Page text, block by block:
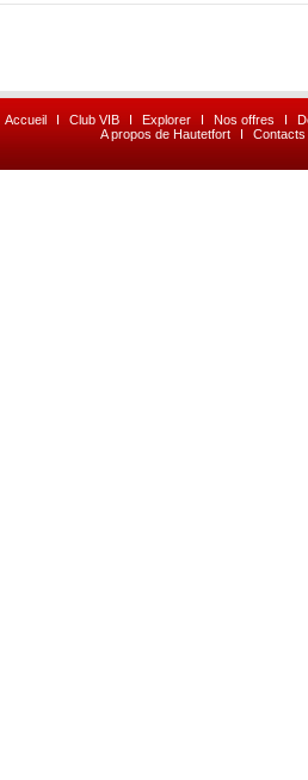
Accueil I Club VIB I Explorer I Nos offres I
A propos de Hautetfort
I Contacts